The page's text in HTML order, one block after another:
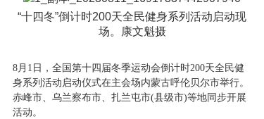
“十四冬”倒计时200天全民健身系列活动启动现
场。康文魁摄
8月1日，全国第十四届冬季运动会倒计时200天全民健
身系列活动启动仪式在主会场内蒙古呼伦贝尔市举行。
赤峰市、乌兰察布市、扎兰屯市(县级市)等地同步开展
活动。